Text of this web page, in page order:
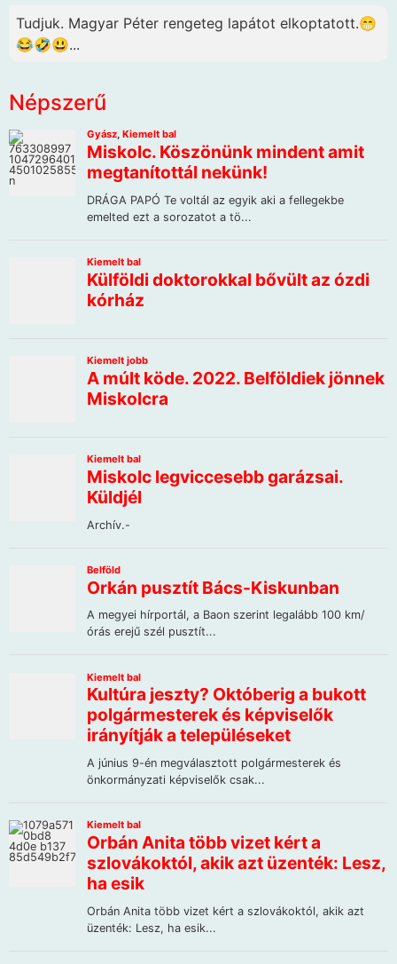
Tudjuk. Magyar Péter rengeteg lapátot elkoptatott.😁
😂🤣😃...
Népszerű